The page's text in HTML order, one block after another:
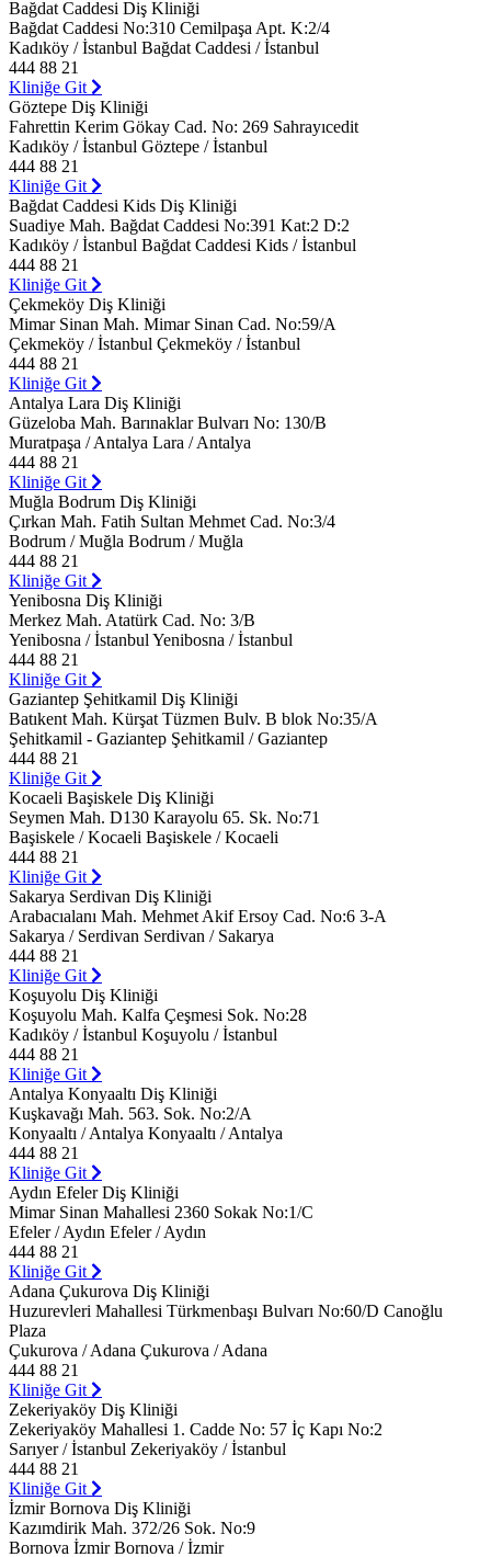
Bağdat Caddesi Diş Kliniği
Bağdat Caddesi No:310 Cemilpaşa Apt. K:2/4
Kadıköy / İstanbul Bağdat Caddesi / İstanbul
444 88 21
Kliniğe Git
Göztepe Diş Kliniği
Fahrettin Kerim Gökay Cad. No: 269 Sahrayıcedit
Kadıköy / İstanbul Göztepe / İstanbul
444 88 21
Kliniğe Git
Bağdat Caddesi Kids Diş Kliniği
Suadiye Mah. Bağdat Caddesi No:391 Kat:2 D:2
Kadıköy / İstanbul Bağdat Caddesi Kids / İstanbul
444 88 21
Kliniğe Git
Çekmeköy Diş Kliniği
Mimar Sinan Mah. Mimar Sinan Cad. No:59/A
Çekmeköy / İstanbul Çekmeköy / İstanbul
444 88 21
Kliniğe Git
Antalya Lara Diş Kliniği
Güzeloba Mah. Barınaklar Bulvarı No: 130/B
Muratpaşa / Antalya Lara / Antalya
444 88 21
Kliniğe Git
Muğla Bodrum Diş Kliniği
Çırkan Mah. Fatih Sultan Mehmet Cad. No:3/4
Bodrum / Muğla Bodrum / Muğla
444 88 21
Kliniğe Git
Yenibosna Diş Kliniği
Merkez Mah. Atatürk Cad. No: 3/B
Yenibosna / İstanbul Yenibosna / İstanbul
444 88 21
Kliniğe Git
Gaziantep Şehitkamil Diş Kliniği
Batıkent Mah. Kürşat Tüzmen Bulv. B blok No:35/A
Şehitkamil - Gaziantep Şehitkamil / Gaziantep
444 88 21
Kliniğe Git
Kocaeli Başiskele Diş Kliniği
Seymen Mah. D130 Karayolu 65. Sk. No:71
Başiskele / Kocaeli Başiskele / Kocaeli
444 88 21
Kliniğe Git
Sakarya Serdivan Diş Kliniği
Arabacıalanı Mah. Mehmet Akif Ersoy Cad. No:6 3-A
Sakarya / Serdivan Serdivan / Sakarya
444 88 21
Kliniğe Git
Koşuyolu Diş Kliniği
Koşuyolu Mah. Kalfa Çeşmesi Sok. No:28
Kadıköy / İstanbul Koşuyolu / İstanbul
444 88 21
Kliniğe Git
Antalya Konyaaltı Diş Kliniği
Kuşkavağı Mah. 563. Sok. No:2/A
Konyaaltı / Antalya Konyaaltı / Antalya
444 88 21
Kliniğe Git
Aydın Efeler Diş Kliniği
Mimar Sinan Mahallesi 2360 Sokak No:1/C
Efeler / Aydın Efeler / Aydın
444 88 21
Kliniğe Git
Adana Çukurova Diş Kliniği
Huzurevleri Mahallesi Türkmenbaşı Bulvarı No:60/D Canoğlu
Plaza
Çukurova / Adana Çukurova / Adana
444 88 21
Kliniğe Git
Zekeriyaköy Diş Kliniği
Zekeriyaköy Mahallesi 1. Cadde No: 57 İç Kapı No:2
Sarıyer / İstanbul Zekeriyaköy / İstanbul
444 88 21
Kliniğe Git
İzmir Bornova Diş Kliniği
Kazımdirik Mah. 372/26 Sok. No:9
Bornova İzmir Bornova / İzmir